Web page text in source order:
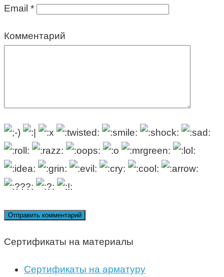
Email *
Комментарий
Сертификаты на материалы
Сертификаты на арматуру